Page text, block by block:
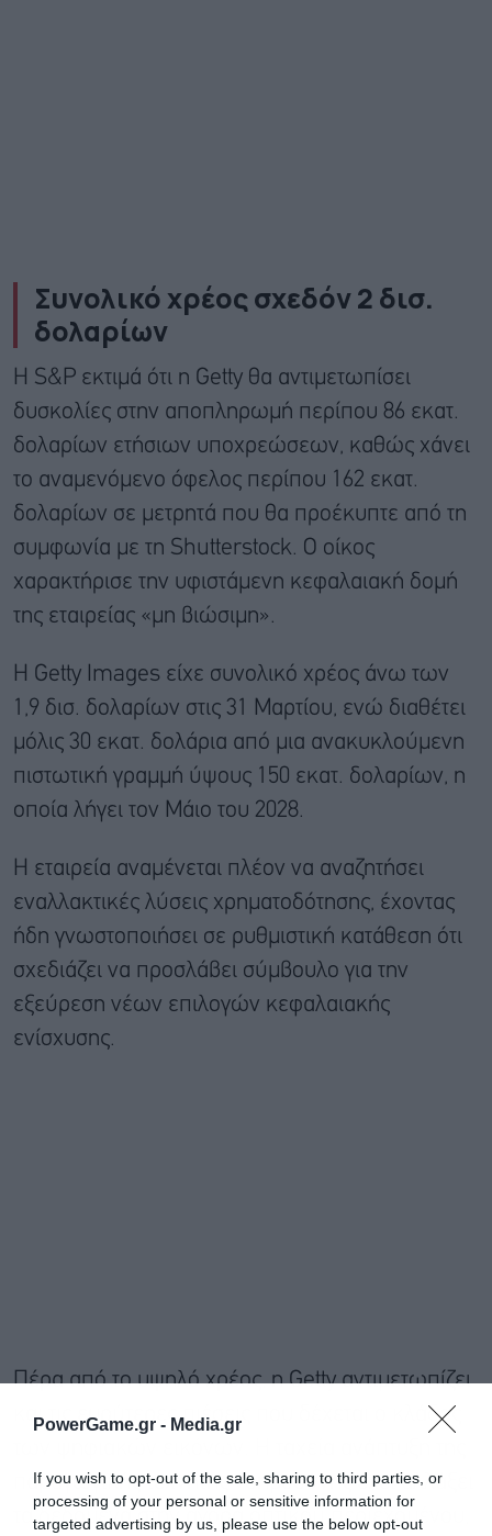
PowerGame.gr - Media.gr
If you wish to opt-out of the sale, sharing to third parties, or
processing of your personal or sensitive information for
targeted advertising by us, please use the below opt-out
Συνολικό χρέος σχεδόν 2 δισ.
δολαρίων
Η S&P εκτιμά ότι η Getty θα αντιμετωπίσει
δυσκολίες στην αποπληρωμή περίπου 86 εκατ.
δολαρίων ετήσιων υποχρεώσεων, καθώς χάνει
το αναμενόμενο όφελος περίπου 162 εκατ.
δολαρίων σε μετρητά που θα προέκυπτε από τη
συμφωνία με τη Shutterstock. Ο οίκος
χαρακτήρισε την υφιστάμενη κεφαλαιακή δομή
της εταιρείας «μη βιώσιμη».
Η Getty Images είχε συνολικό χρέος άνω των
1,9 δισ. δολαρίων στις 31 Μαρτίου, ενώ διαθέτει
μόλις 30 εκατ. δολάρια από μια ανακυκλούμενη
πιστωτική γραμμή ύψους 150 εκατ. δολαρίων, η
οποία λήγει τον Μάιο του 2028.
Η εταιρεία αναμένεται πλέον να αναζητήσει
εναλλακτικές λύσεις χρηματοδότησης, έχοντας
ήδη γνωστοποιήσει σε ρυθμιστική κατάθεση ότι
σχεδιάζει να προσλάβει σύμβουλο για την
εξεύρεση νέων επιλογών κεφαλαιακής
ενίσχυσης.
Πέρα από το υψηλό χρέος, η Getty αντιμετωπίζει
και τις ευρύτερες πιέσεις που δέχεται ο κλάδος
παραγωγικής τεχνητής νοημοσύνης έχει αλλάξει
τα δεδομένα στην αγορά οπτικού περιεχομένου,